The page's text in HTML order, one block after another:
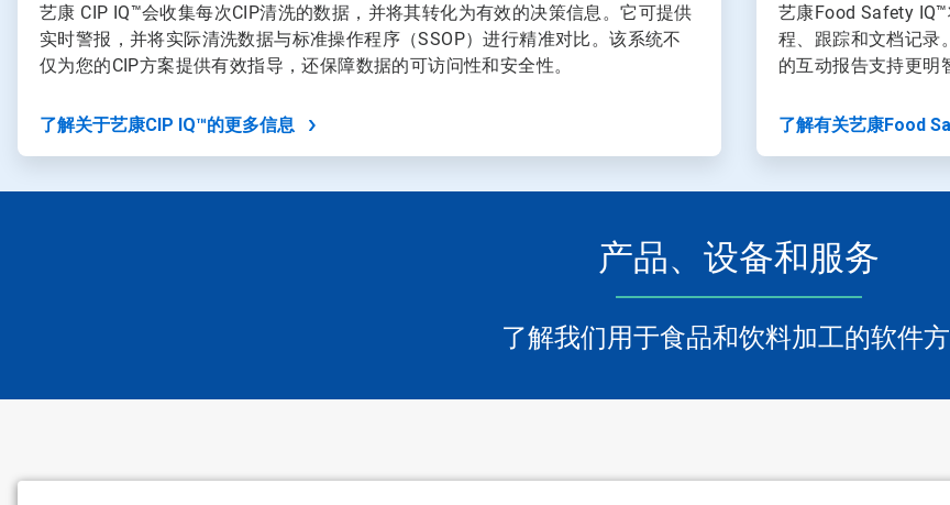
艺康 CIP IQ™会收集每次CIP清洗的数据，并将其转化为有效的决策信息。它可提供
实时警报，并将实际清洗数据与标准操作程序（SSOP）进行精准对比。该系统不
仅为您的CIP方案提供有效指导，还保障数据的可访问性和安全性。
了解关于艺康CIP IQ™的更多信息
艺康Food Safety
程、跟踪和文档记录
的互动报告支持更明
了解有关艺康Food
产品、设备和服务
了解我们用于食品和饮料加工的软件